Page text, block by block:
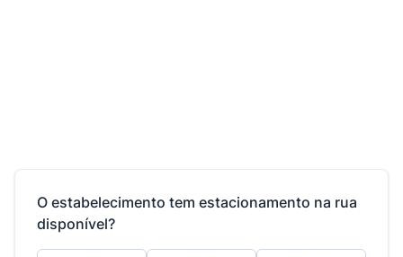
O estabelecimento tem estacionamento na rua
disponível?